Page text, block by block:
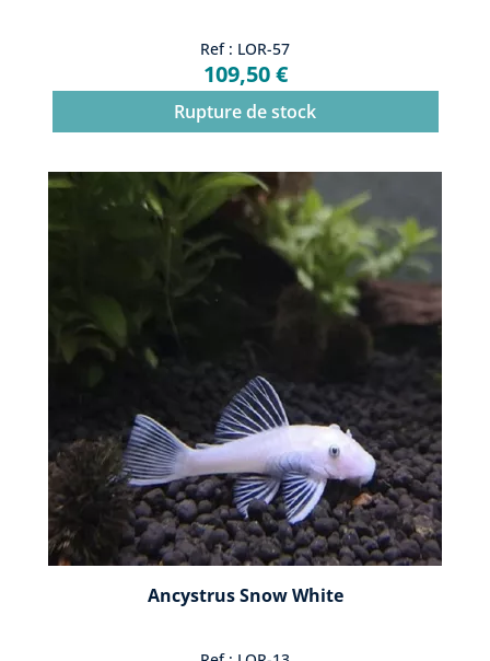
Ref : LOR-57
109,50 €
Rupture de stock
Ancystrus Snow White